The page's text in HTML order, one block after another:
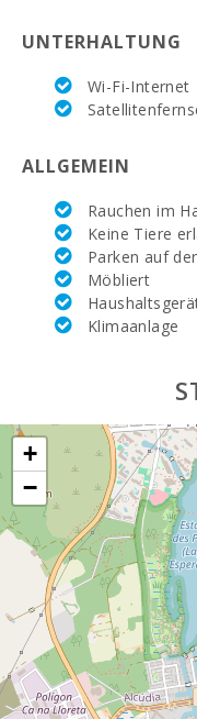
Supermarkt LIDL
Wassersport (m):
See - Es Llac Gran
(kм):
JUNGLE PARC
MALLORCA (km):
Kathmandu-Park
(km):
Marineland
Mallorca (km):
Wasserpark -
Hidropark
Alcudia (km):
Strand von Can
Picafort (km):
Cuevas del
Drach(km):
Steiniger Strand -
Alcanada (km):
UNTERHALTUNG
Wi-Fi-Internet
ALLGEMEIN
Rauchen im
Keine Tiere
Parken auf
Möbliert
Klimaanlage
+
−